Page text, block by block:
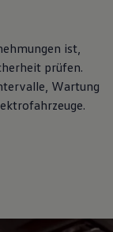
ist,
prüfen.
Wartung